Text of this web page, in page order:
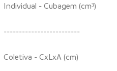
Individual - Cubagem (cm³)
-------------------------
Coletiva - CxLxA (cm)